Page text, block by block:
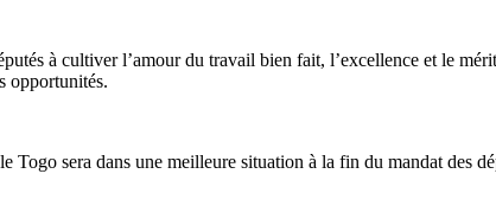
à cultiver l’amour du travail bien fait, l’excellence et le
opportunités.
Togo sera dans une meilleure situation à la fin du mandat des